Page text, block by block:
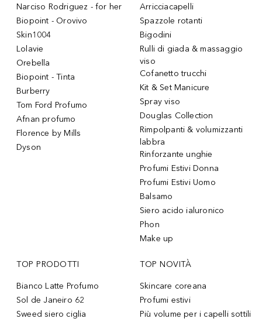
Narciso Rodriguez - for her
Biopoint - Orovivo
Skin1004
Lolavie
Orebella
Biopoint - Tinta
Burberry
Tom Ford Profumo
Afnan profumo
Florence by Mills
Dyson
Arricciacapelli
Spazzole rotanti
Bigodini
Rulli di giada & massaggio
viso
Cofanetto trucchi
Kit & Set Manicure
Spray viso
Douglas Collection
Rimpolpanti & volumizzanti
labbra
Rinforzante unghie
Profumi Estivi Donna
Profumi Estivi Uomo
Balsamo
Siero acido ialuronico
Phon
Make up
TOP PRODOTTI
Bianco Latte Profumo
Sol de Janeiro 62
Sweed siero ciglia
TOP NOVITÀ
Skincare coreana
Profumi estivi
Più volume per i capelli sottili